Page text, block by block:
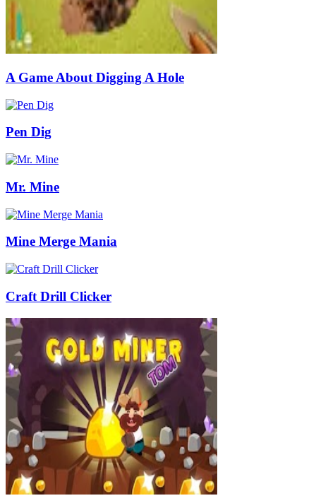
A Game About Digging A Hole
Pen Dig
Mr. Mine
Mine Merge Mania
Craft Drill Clicker